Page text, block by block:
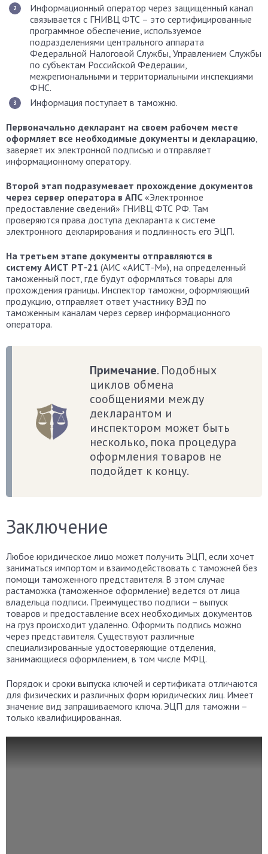
Информационный оператор через защищенный канал
связывается с ГНИВЦ ФТС – это сертифицированные
программное обеспечение, используемое
подразделениями центрального аппарата
Федеральной Налоговой Службы, Управлением Службы
по субъектам Российской Федерации,
межрегиональными и территориальными инспекциями
ФНС.
Информация поступает в таможню.
Первоначально декларант на своем рабочем месте
оформляет все необходимые документы и декларацию,
заверяет их электронной подписью и отправляет
информационному оператору.
Второй этап подразумевает прохождение документов
через сервер оператора в АПС «Электронное
предоставление сведений» ГНИВЦ ФТС РФ. Там
проверяются права доступа декларанта к системе
электронного декларирования и подлинность его ЭЦП.
На третьем этапе документы отправляются в
систему АИСТ РТ-21 (АИС «АИСТ-М»), на определенный
таможенный пост, где будут оформляться товары для
прохождения границы. Инспектор таможни, оформляющий
продукцию, отправляет ответ участнику ВЭД по
таможенным каналам через сервер информационного
оператора.
Примечание. Подобных
циклов обмена
сообщениями между
декларантом и
инспектором может быть
несколько, пока процедура
оформления товаров не
подойдет к концу.
Заключение
Любое юридическое лицо может получить ЭЦП, если хочет
заниматься импортом и взаимодействовать с таможней без
помощи таможенного представителя. В этом случае
растаможка (таможенное оформление) ведется от лица
владельца подписи. Преимущество подписи – выпуск
товаров и предоставление всех необходимых документов
на груз происходит удаленно. Оформить подпись можно
через представителя. Существуют различные
специализированные удостоверяющие отделения,
занимающиеся оформлением, в том числе МФЦ.
Порядок и сроки выпуска ключей и сертификата отличаются
для физических и различных форм юридических лиц. Имеет
значение вид запрашиваемого ключа. ЭЦП для таможни –
только квалифицированная.